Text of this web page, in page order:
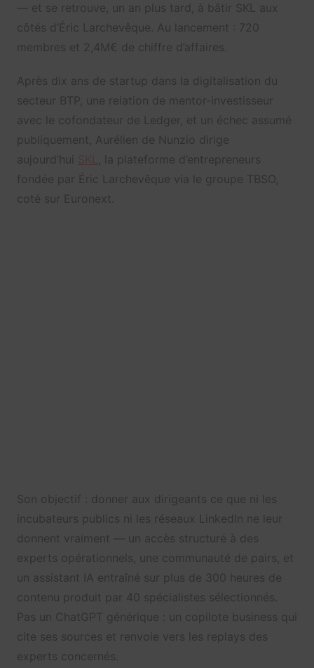
— et se retrouve, un an plus tard, à bâtir SKL aux
côtés d’Éric Larchevêque. Au lancement : 720
membres et 2,4M€ de chiffre d’affaires.
Après dix ans de startup dans la digitalisation du
secteur BTP, une relation de mentor-investisseur
avec le cofondateur de Ledger, et un échec assumé
publiquement, Aurélien de Nunzio dirige
aujourd’hui
, la plateforme d’entrepreneurs
fondée par Éric Larchevêque via le groupe TBSO,
coté sur Euronext.
Son objectif : donner aux dirigeants ce que ni les
incubateurs publics ni les réseaux LinkedIn ne leur
donnent vraiment — un accès structuré à des
experts opérationnels, une communauté de pairs, et
un assistant IA entraîné sur plus de 300 heures de
contenu produit par 40 spécialistes sélectionnés.
Pas un ChatGPT générique : un copilote business qui
cite ses sources et renvoie vers les replays des
experts concernés.